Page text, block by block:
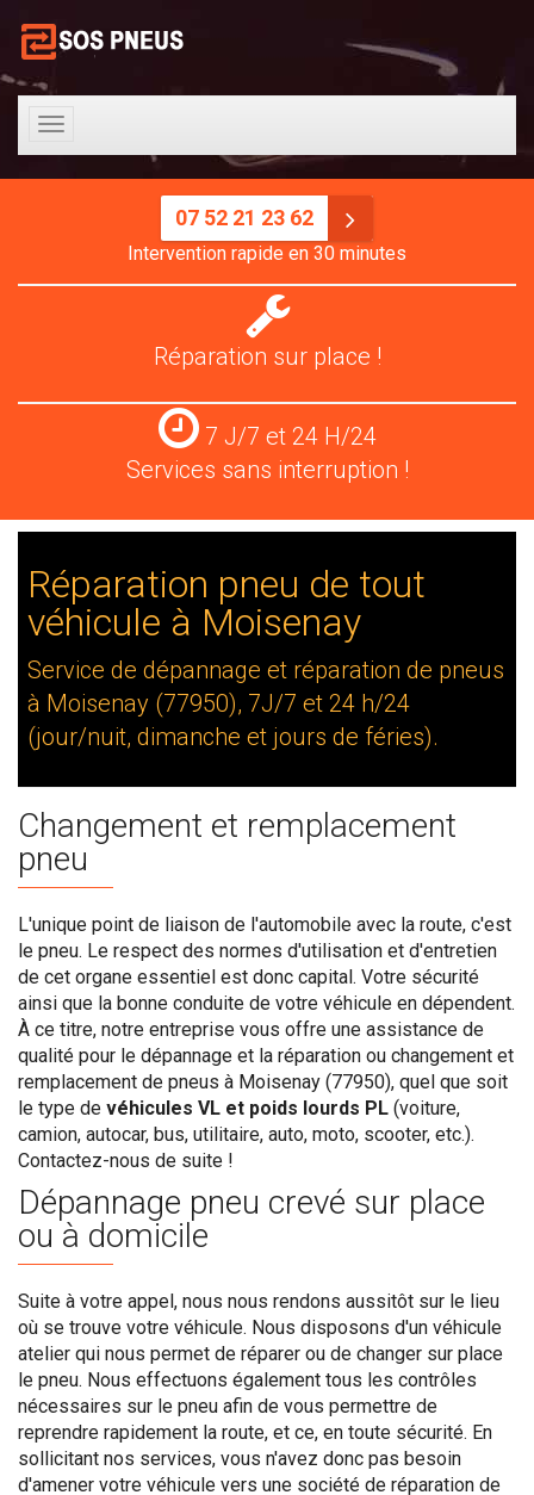
Toggle
navigation
07 52 21 23 62
Intervention rapide en 30 minutes
Réparation
pneus
Réparation sur place !
Services
24
H/24
7 J/7 et 24 H/24
Services sans interruption !
Réparation pneu de tout
véhicule à Moisenay
Service de dépannage et réparation de pneus
à Moisenay (77950), 7J/7 et 24 h/24
(jour/nuit, dimanche et jours de féries).
Changement et remplacement
pneu
L'unique point de liaison de l'automobile avec la route, c'est
le pneu. Le respect des normes d'utilisation et d'entretien
de cet organe essentiel est donc capital. Votre sécurité
ainsi que la bonne conduite de votre véhicule en dépendent.
À ce titre, notre entreprise vous offre une assistance de
qualité pour le dépannage et la réparation ou changement et
remplacement de pneus à Moisenay (77950), quel que soit
le type de véhicules VL et poids lourds PL (voiture,
camion, autocar, bus, utilitaire, auto, moto, scooter, etc.).
Contactez-nous de suite !
Dépannage pneu crevé sur place
ou à domicile
Suite à votre appel, nous nous rendons aussitôt sur le lieu
où se trouve votre véhicule. Nous disposons d'un véhicule
atelier qui nous permet de réparer ou de changer sur place
le pneu. Nous effectuons également tous les contrôles
nécessaires sur le pneu afin de vous permettre de
reprendre rapidement la route, et ce, en toute sécurité. En
sollicitant nos services, vous n'avez donc pas besoin
d'amener votre véhicule vers une société de réparation de